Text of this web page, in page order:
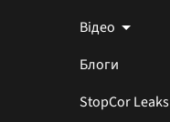
Відео
Блоги
StopCor Leaks